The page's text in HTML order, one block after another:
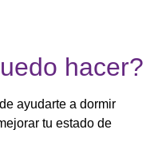
hacer?
ayudarte a dormir
tu estado de